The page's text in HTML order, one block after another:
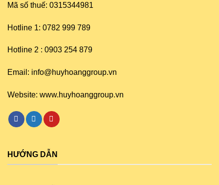
Mã số thuế: 0315344981
Hotline 1: 0782 999 789
Hotline 2 : 0903 254 879
Email: info@huyhoanggroup.vn
Website: www.huyhoanggroup.vn
HƯỚNG DẪN